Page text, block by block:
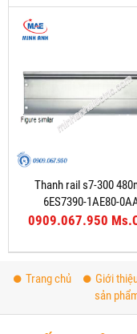
Thanh rail s7-300
6ES7390-1AE80-
0909.067.950
Trang chủ Giới
sản